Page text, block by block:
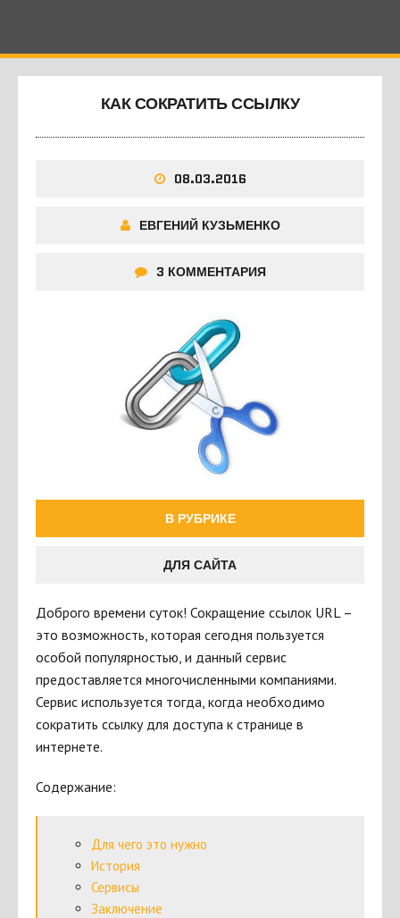
КАК СОКРАТИТЬ ССЫЛКУ
08.03.2016
ЕВГЕНИЙ КУЗЬМЕНКО
3 КОММЕНТАРИЯ
В РУБРИКЕ
ДЛЯ САЙТА
Доброго времени суток! Сокращение ссылок URL –
это возможность, которая сегодня пользуется
особой популярностью, и данный сервис
предоставляется многочисленными компаниями.
Сервис используется тогда, когда необходимо
сократить ссылку для доступа к странице в
интернете.
Содержание:
Для чего это нужно
История
Сервисы
Заключение